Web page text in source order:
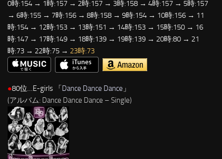
0時:154 → 1時:157 → 2時:157 → 3時:158 → 4時:157 → 5時:157
→ 6時:155 → 7時:156 → 8時:158 → 9時:154 → 10時:156 → 11
時:154 → 12時:153 → 13時:151 → 14時:153 → 15時:150 → 16
時:147 → 17時:149 → 18時:139 → 19時:139 → 20時:80 → 21
時:73 → 22時:75 → 23時:73
●80位…E-girls 「Dance Dance Dance 」
(アルバム: Dance Dance Dance – Single)